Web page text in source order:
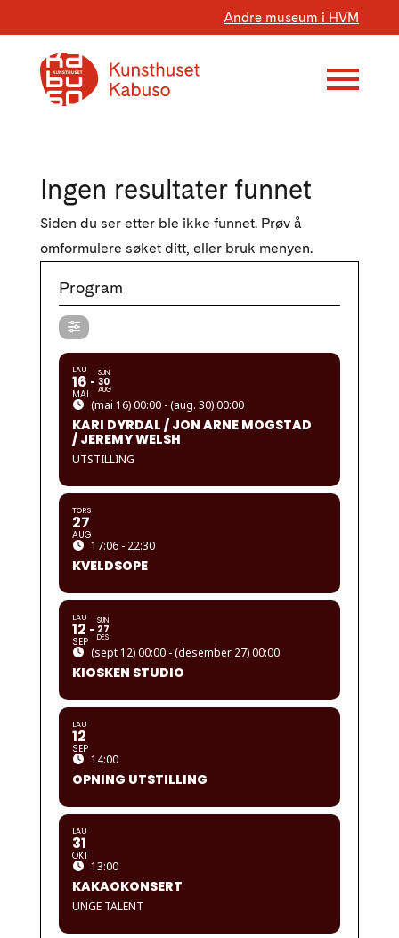
Andre museum i HVM
Ingen resultater funnet
Siden du ser etter ble ikke funnet. Prøv å
omformulere søket ditt, eller bruk menyen.
Program
LAU
16
MAI
SUN
30
AUG
(mai 16) 00:00 - (aug. 30) 00:00
KARI DYRDAL / JON ARNE MOGSTAD
/ JEREMY WELSH
UTSTILLING
TORS
27
AUG
17:06 - 22:30
KVELDSOPE
LAU
12
SEP
SUN
27
DES
(sept 12) 00:00 - (desember 27) 00:00
KIOSKEN STUDIO
LAU
12
SEP
14:00
OPNING UTSTILLING
LAU
31
OKT
13:00
KAKAOKONSERT
UNGE TALENT